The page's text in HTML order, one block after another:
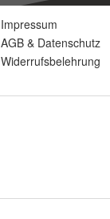
Impressum
AGB & Datenschutz
Widerrufsbelehrung